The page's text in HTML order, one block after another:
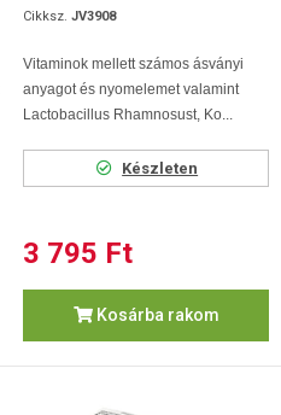
Cikksz. JV3908
Vitaminok mellett számos ásványi
anyagot és nyomelemet valamint
Lactobacillus Rhamnosust, Ko...
Készleten
3 795 Ft
Kosárba rakom